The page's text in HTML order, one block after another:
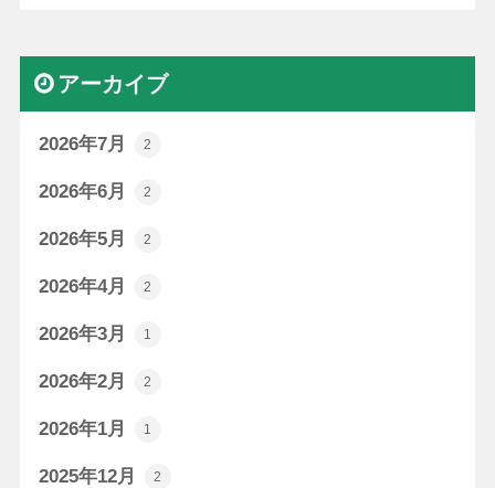
アーカイブ
2026年7月 2
2026年6月 2
2026年5月 2
2026年4月 2
2026年3月 1
2026年2月 2
2026年1月 1
2025年12月 2